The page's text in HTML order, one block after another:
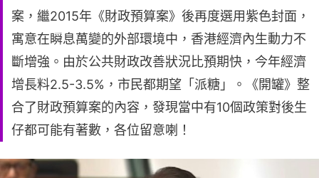
案，繼2015年《財政預算案》後再度選用紫色封面，
寓意在瞬息萬變的外部環境中，香港經濟內生動力不
斷增強。由於公共財政改善狀況比預期快，今年經濟
增長料2.5-3.5%，市民都期望「派糖」。《開罐》整
合了財政預算案的內容，發現當中有10個政策對後生
仔都可能有著數，各位留意喇！